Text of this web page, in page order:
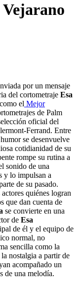
por un mensaje
del cortometraje Esa
el Mejor
de Palm
oficial del
Ferrand. Entre
se desenvuelve
cotidianidad de su
rompe su rutina a
sonido de una
y lo impulsan a
de su pasado.
quiénes logran
que dan cuenta de
se convierte en una
de Esa
de él y el equipo de
normal, no
sencilla como la
nostalgia a partir de
acompañado un
de una melodía.